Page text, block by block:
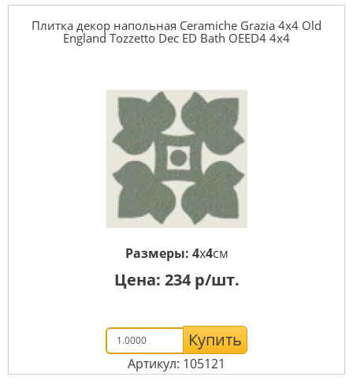
Плитка декор напольная Ceramiche Grazia 4x4 Old
England Tozzetto Dec ED Bath OEED4 4x4
Размеры: 4x4см
Цена: 234р/шт.
Купить
Артикул: 105121